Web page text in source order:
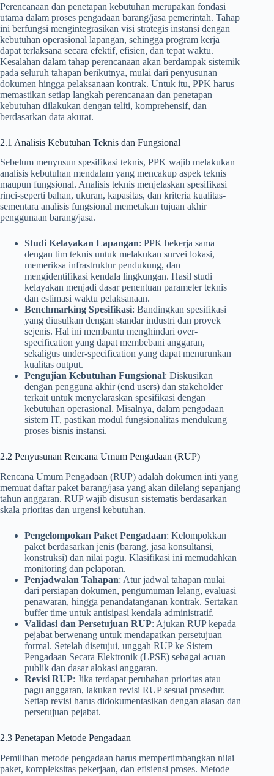
Perencanaan dan penetapan kebutuhan merupakan fondasi
utama dalam proses pengadaan barang/jasa pemerintah. Tahap
ini berfungsi mengintegrasikan visi strategis instansi dengan
kebutuhan operasional lapangan, sehingga program kerja
dapat terlaksana secara efektif, efisien, dan tepat waktu.
Kesalahan dalam tahap perencanaan akan berdampak sistemik
pada seluruh tahapan berikutnya, mulai dari penyusunan
dokumen hingga pelaksanaan kontrak. Untuk itu, PPK harus
memastikan setiap langkah perencanaan dan penetapan
kebutuhan dilakukan dengan teliti, komprehensif, dan
berdasarkan data akurat.
2.1 Analisis Kebutuhan Teknis dan Fungsional
Sebelum menyusun spesifikasi teknis, PPK wajib melakukan
analisis kebutuhan mendalam yang mencakup aspek teknis
maupun fungsional. Analisis teknis menjelaskan spesifikasi
rinci-seperti bahan, ukuran, kapasitas, dan kriteria kualitas-
sementara analisis fungsional memetakan tujuan akhir
penggunaan barang/jasa.
Studi Kelayakan Lapangan: PPK bekerja sama
dengan tim teknis untuk melakukan survei lokasi,
memeriksa infrastruktur pendukung, dan
mengidentifikasi kendala lingkungan. Hasil studi
kelayakan menjadi dasar penentuan parameter teknis
dan estimasi waktu pelaksanaan.
Benchmarking Spesifikasi: Bandingkan spesifikasi
yang diusulkan dengan standar industri dan proyek
sejenis. Hal ini membantu menghindari over-
specification yang dapat membebani anggaran,
sekaligus under-specification yang dapat menurunkan
kualitas output.
Pengujian Kebutuhan Fungsional: Diskusikan
dengan pengguna akhir (end users) dan stakeholder
terkait untuk menyelaraskan spesifikasi dengan
kebutuhan operasional. Misalnya, dalam pengadaan
sistem IT, pastikan modul fungsionalitas mendukung
proses bisnis instansi.
2.2 Penyusunan Rencana Umum Pengadaan (RUP)
Rencana Umum Pengadaan (RUP) adalah dokumen inti yang
memuat daftar paket barang/jasa yang akan dilelang sepanjang
tahun anggaran. RUP wajib disusun sistematis berdasarkan
skala prioritas dan urgensi kebutuhan.
Pengelompokan Paket Pengadaan: Kelompokkan
paket berdasarkan jenis (barang, jasa konsultansi,
konstruksi) dan nilai pagu. Klasifikasi ini memudahkan
monitoring dan pelaporan.
Penjadwalan Tahapan: Atur jadwal tahapan mulai
dari persiapan dokumen, pengumuman lelang, evaluasi
penawaran, hingga penandatanganan kontrak. Sertakan
buffer time untuk antisipasi kendala administratif.
Validasi dan Persetujuan RUP: Ajukan RUP kepada
pejabat berwenang untuk mendapatkan persetujuan
formal. Setelah disetujui, unggah RUP ke Sistem
Pengadaan Secara Elektronik (LPSE) sebagai acuan
publik dan dasar alokasi anggaran.
Revisi RUP: Jika terdapat perubahan prioritas atau
pagu anggaran, lakukan revisi RUP sesuai prosedur.
Setiap revisi harus didokumentasikan dengan alasan dan
persetujuan pejabat.
2.3 Penetapan Metode Pengadaan
Pemilihan metode pengadaan harus mempertimbangkan nilai
paket, kompleksitas pekerjaan, dan efisiensi proses. Metode